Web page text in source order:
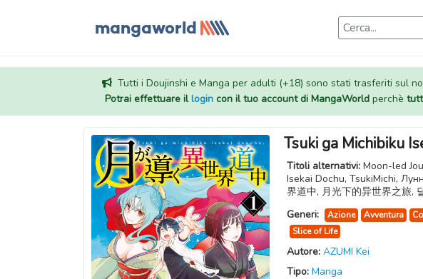
Tutti i Doujinshi e Manga per adulti (+18) sono stati trasferiti sul
Potrai effettuare illogincon il tuo account di MangaWorldperchè
Tsuki ga Michibiku
Titoli alternativi: Moon-led
Isekai Dochu, TsukiMichi,
界道中, 月光下的异世界之旅,
Generi:
Azione Avventura
Slice of Life
Autore: AZUMI Kei
Tipo: Manga